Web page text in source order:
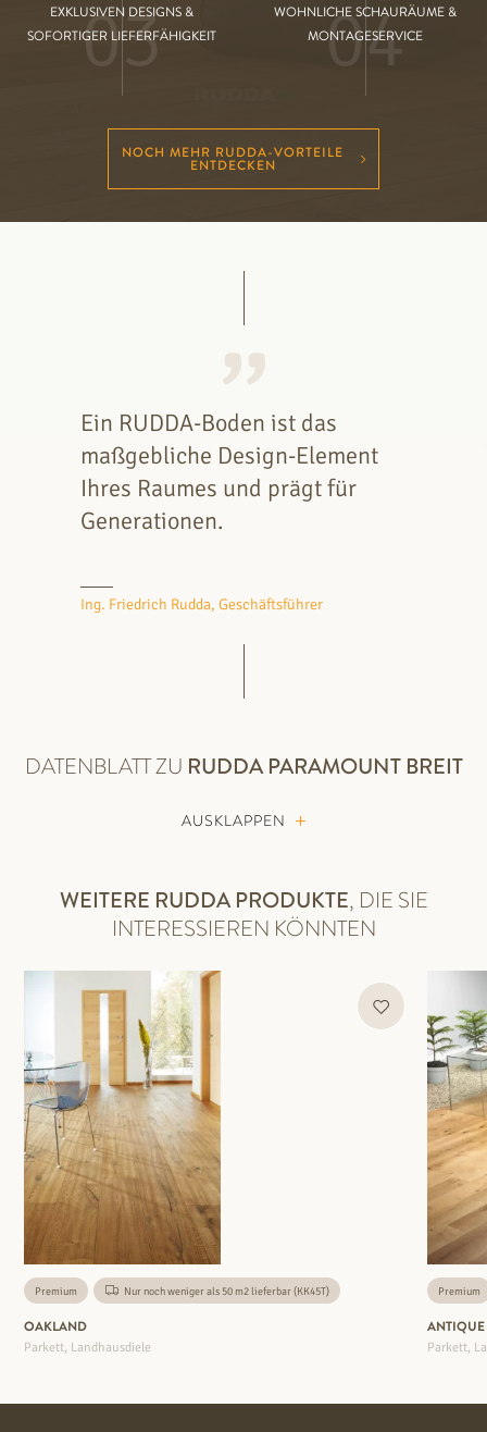
EXKLUSIVEN DESIGNS &
SOFORTIGER LIEFERFÄHIGKEIT
03
WOHNLICHE SCHAURÄUME &
MONTAGESERVICE
04
NOCH MEHR RUDDA-VORTEILE
ENTDECKEN
Ein RUDDA-Boden ist das
maßgebliche Design-Element
Ihres Raumes und prägt für
Generationen.
Ing. Friedrich Rudda, Geschäftsführer
DATENBLATT ZU RUDDA PARAMOUNT BREIT
AUSKLAPPEN
WEITERE RUDDA PRODUKTE, DIE SIE
INTERESSIEREN KÖNNTEN
Premium Nur noch weniger als 50 m2 lieferbar (KK45T)
OAKLAND
Parkett, Landhausdiele
Premium
Parkett,